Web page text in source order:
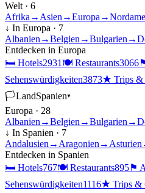
Welt · 6
Afrika → Asien →Europa →
↓ In Europa · 7
Albanien →Belgien →Bulgarien →
Entdecken in Europa
🛏 Hotels2931 🍽 Restaurants3066
Sehenswürdigkeiten3873★ Trips &
🏳LandSpanien▾
Europa · 28
Albanien →Belgien →Bulgarien →
↓ In Spanien · 7
Andalusien → Aragonien → Asturien
Entdecken in Spanien
🛏 Hotels767🍽 Restaurants895⚑
Sehenswürdigkeiten1116★ Trips &